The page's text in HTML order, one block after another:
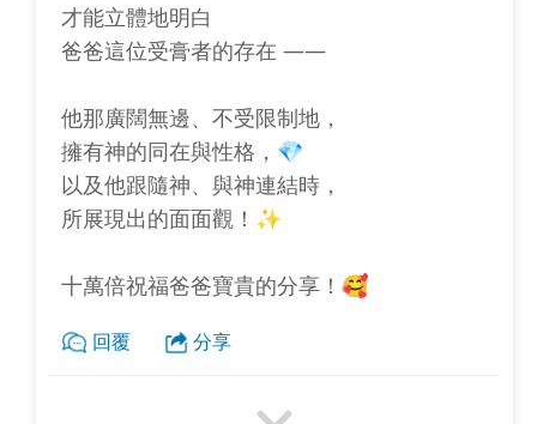
才能立體地明白
爸爸這位受膏者的存在 ——
他那廣闊無邊、不受限制地，
擁有神的同在與性格，💎
以及他跟隨神、與神連結時，
所展現出的面面觀！✨
十萬倍祝福爸爸寶貴的分享！🥰
回覆 分享